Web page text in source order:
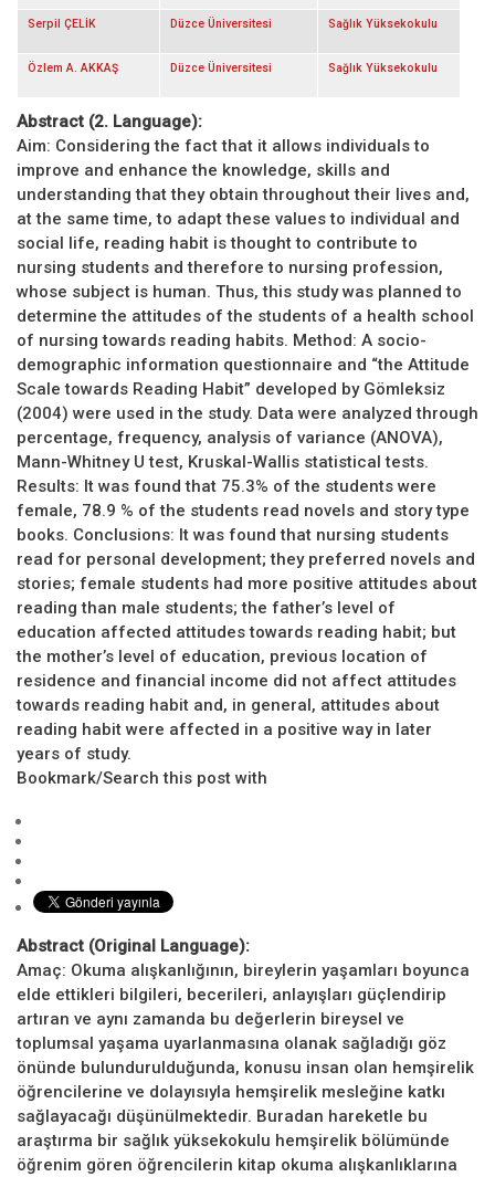
Serpil ÇELİK Düzce Üniversitesi Sağlık Yüksekokulu
Özlem A. AKKAŞ Düzce Üniversitesi Sağlık Yüksekokulu
Abstract (2. Language):
Aim: Considering the fact that it allows individuals to
improve and enhance the knowledge, skills and
understanding that they obtain throughout their lives and,
at the same time, to adapt these values to individual and
social life, reading habit is thought to contribute to
nursing students and therefore to nursing profession,
whose subject is human. Thus, this study was planned to
determine the attitudes of the students of a health school
of nursing towards reading habits. Method: A socio-
demographic information questionnaire and “the Attitude
Scale towards Reading Habit” developed by Gömleksiz
(2004) were used in the study. Data were analyzed through
percentage, frequency, analysis of variance (ANOVA),
Mann-Whitney U test, Kruskal-Wallis statistical tests.
Results: It was found that 75.3% of the students were
female, 78.9 % of the students read novels and story type
books. Conclusions: It was found that nursing students
read for personal development; they preferred novels and
stories; female students had more positive attitudes about
reading than male students; the father’s level of
education affected attitudes towards reading habit; but
the mother’s level of education, previous location of
residence and financial income did not affect attitudes
towards reading habit and, in general, attitudes about
reading habit were affected in a positive way in later
years of study.
Bookmark/Search this post with
Abstract (Original Language):
Amaç: Okuma alışkanlığının, bireylerin yaşamları boyunca
elde ettikleri bilgileri, becerileri, anlayışları güçlendirip
artıran ve aynı zamanda bu değerlerin bireysel ve
toplumsal yaşama uyarlanmasına olanak sağladığı göz
önünde bulundurulduğunda, konusu insan olan hemşirelik
öğrencilerine ve dolayısıyla hemşirelik mesleğine katkı
sağlayacağı düşünülmektedir. Buradan hareketle bu
araştırma bir sağlık yüksekokulu hemşirelik bölümünde
öğrenim gören öğrencilerin kitap okuma alışkanlıklarına